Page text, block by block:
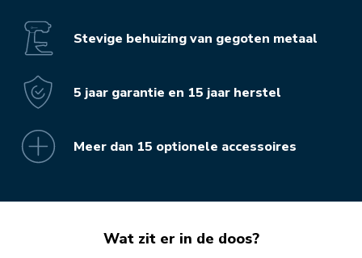
Stevige behuizing van gegoten metaal
5 jaar garantie en 15 jaar herstel
Meer dan 15 optionele accessoires
Wat zit er in de doos?